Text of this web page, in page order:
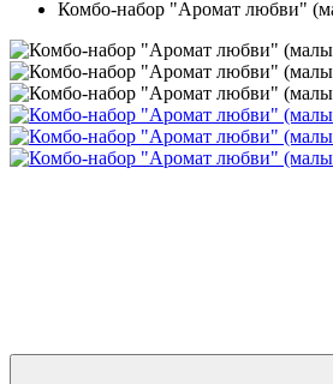
Комбо-набор "Аромат любви"